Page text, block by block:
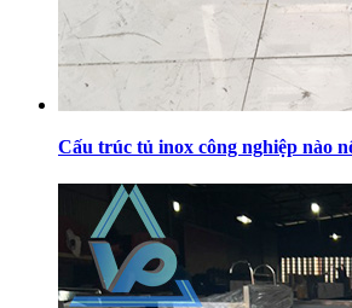
Cấu trúc tủ inox công nghiệp nào